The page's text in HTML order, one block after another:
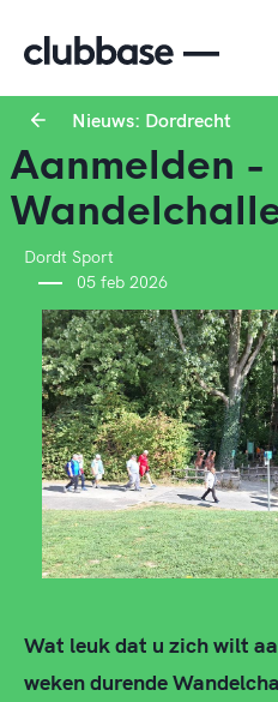
Nieuws: Dordrecht
Aanmelden -
Dordt Sport
05 feb 2026
Wat leuk dat u zich wilt
weken durende